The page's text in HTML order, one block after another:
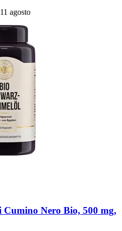
agosto
Cumino Nero Bio, 500 mg,